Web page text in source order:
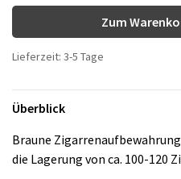
Zum
Lieferzeit: 3-5 Tage
Überblick
Braune
die Lagerung von ca. 100-120